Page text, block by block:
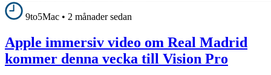
9to5Mac • 2 månader sedan
Apple immersiv video om Real Madrid
kommer denna vecka till Vision Pro